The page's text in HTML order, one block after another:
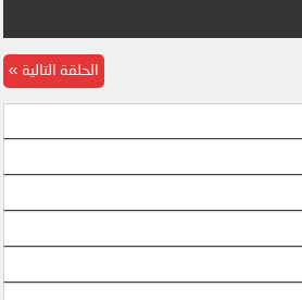
الحلقة التالية